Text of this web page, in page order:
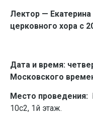
Лектор —
церковного хора с
Дата и время:
Московского
Место проведения:
10с2, 1й этаж.